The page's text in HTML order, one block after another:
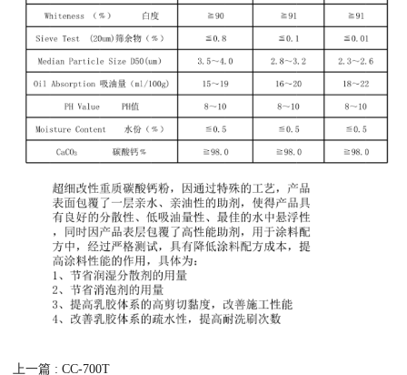
上一篇 : CC-700T